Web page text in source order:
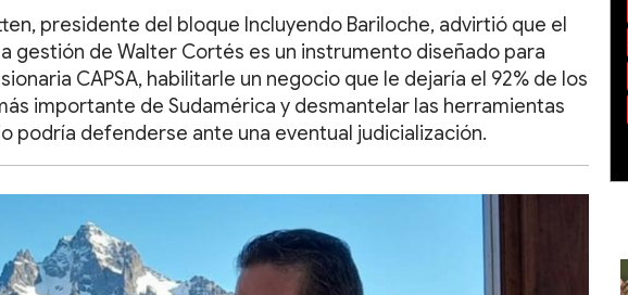
presidente del bloque Incluyendo Bariloche, advirtió que el
gestión de Walter Cortés es un instrumento diseñado para
CAPSA, habilitarle un negocio que le dejaría el 92% de los
importante de Sudamérica y desmantelar las herramientas
podría defenderse ante una eventual judicialización.